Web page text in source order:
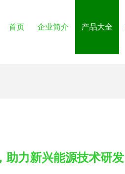
首页 企业简介 产品大全
助力新兴能源技术研发